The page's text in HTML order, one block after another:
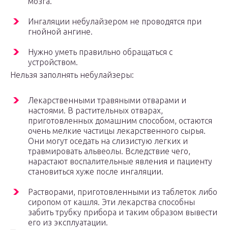
Ингаляции небулайзером не проводятся при
гнойной ангине.
Нужно уметь правильно обращаться с
устройством.
Нельзя заполнять небулайзеры:
Лекарственными травяными отварами и
настоями. В растительных отварах,
приготовленных домашним способом, остаются
очень мелкие частицы лекарственного сырья.
Они могут оседать на слизистую легких и
травмировать альвеолы. Вследствие чего,
нарастают воспалительные явления и пациенту
становиться хуже после ингаляции.
Растворами, приготовленными из таблеток либо
сиропом от кашля. Эти лекарства способны
забить трубку прибора и таким образом вывести
его из эксплуатации.